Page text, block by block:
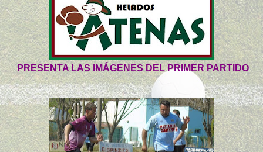
PRESENTA LAS IMÁGENES DEL PRIMER PARTIDO